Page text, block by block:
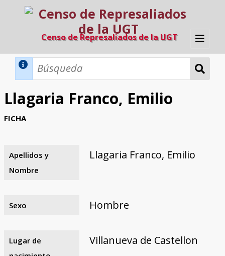
Censo de Represaliados de la UGT
Inicio
Búsqueda Dinámica
Búsqueda Avanzada
Filtros A-Z
Razones y objetivos
El equipo
Colaboradores
Fuentes documentales
Llagaria Franco, Emilio
FICHA
Apellidos y
Nombre
Llagaria Franco, Emilio
Sexo Hombre
Lugar de
Villanueva de Castellon